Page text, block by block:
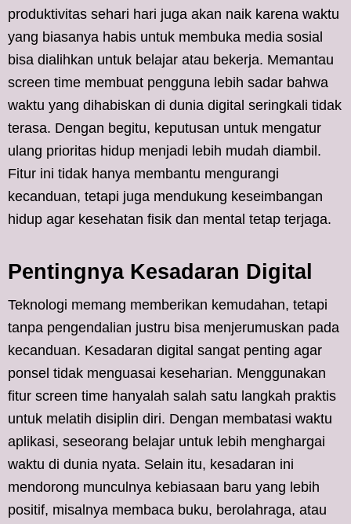
produktivitas sehari hari juga akan naik karena waktu
yang biasanya habis untuk membuka media sosial
bisa dialihkan untuk belajar atau bekerja. Memantau
screen time membuat pengguna lebih sadar bahwa
waktu yang dihabiskan di dunia digital seringkali tidak
terasa. Dengan begitu, keputusan untuk mengatur
ulang prioritas hidup menjadi lebih mudah diambil.
Fitur ini tidak hanya membantu mengurangi
kecanduan, tetapi juga mendukung keseimbangan
hidup agar kesehatan fisik dan mental tetap terjaga.
Pentingnya Kesadaran Digital
Teknologi memang memberikan kemudahan, tetapi
tanpa pengendalian justru bisa menjerumuskan pada
kecanduan. Kesadaran digital sangat penting agar
ponsel tidak menguasai keseharian. Menggunakan
fitur screen time hanyalah salah satu langkah praktis
untuk melatih disiplin diri. Dengan membatasi waktu
aplikasi, seseorang belajar untuk lebih menghargai
waktu di dunia nyata. Selain itu, kesadaran ini
mendorong munculnya kebiasaan baru yang lebih
positif, misalnya membaca buku, berolahraga, atau